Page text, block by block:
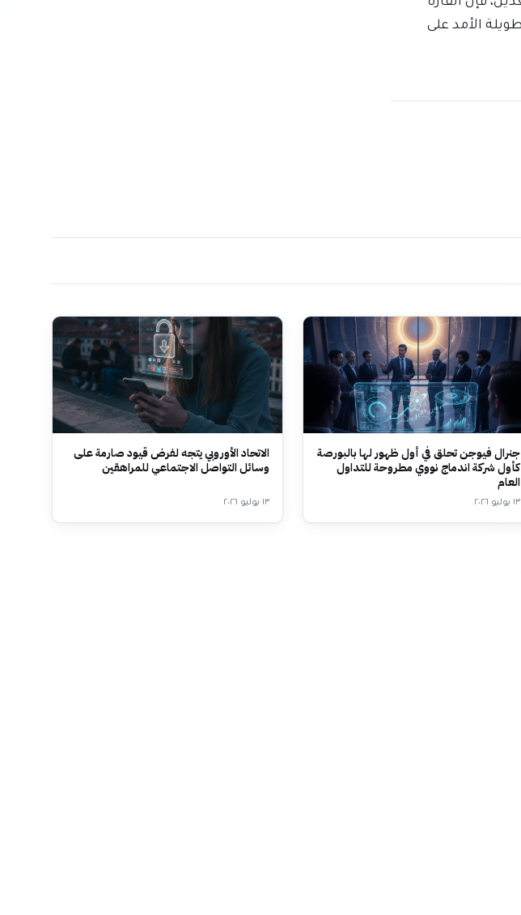
جنرال فيوجن تحلق في أول ظهور لها بالبورصة
كأول شركة اندماج نووي مطروحة للتداول
العام
١٣ يوليو ٢٠٢٦
الاتحاد الأوروبي يتجه لفرض قيود صارمة على
وسائل التواصل الاجتماعي للمراهقين
١٣ يوليو ٢٠٢٦